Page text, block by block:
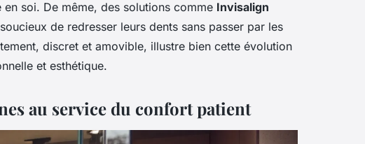
soi. De même, des solutions comme Invisalign
de redresser leurs dents sans passer par les
discret et amovible, illustre bien cette évolution
et esthétique.
au service du confort patient